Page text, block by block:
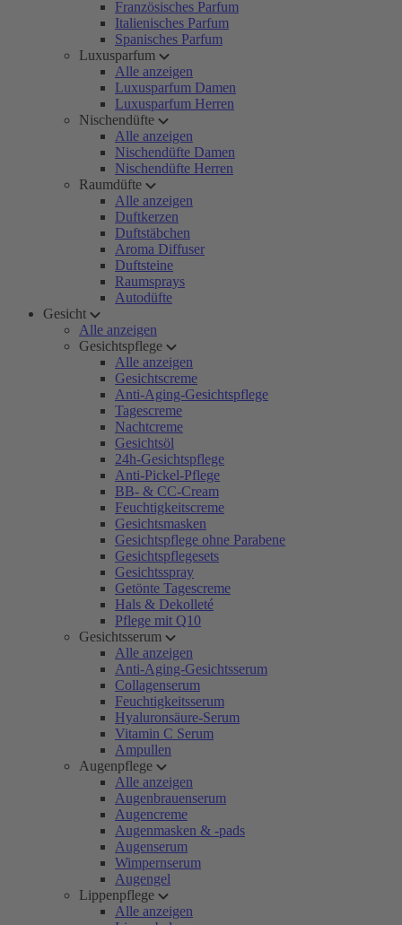
Französisches Parfum
Italienisches Parfum
Spanisches Parfum
Luxusparfum
Alle anzeigen
Luxusparfum Damen
Luxusparfum Herren
Nischendüfte
Alle anzeigen
Nischendüfte Damen
Nischendüfte Herren
Raumdüfte
Alle anzeigen
Duftkerzen
Duftstäbchen
Aroma Diffuser
Duftsteine
Raumsprays
Autodüfte
Gesicht
Alle anzeigen
Gesichtspflege
Alle anzeigen
Gesichtscreme
Anti-Aging-Gesichtspflege
Tagescreme
Nachtcreme
Gesichtsöl
24h-Gesichtspflege
Anti-Pickel-Pflege
BB- & CC-Cream
Feuchtigkeitscreme
Gesichtsmasken
Gesichtspflege ohne Parabene
Gesichtspflegesets
Gesichtsspray
Getönte Tagescreme
Hals & Dekolleté
Pflege mit Q10
Gesichtsserum
Alle anzeigen
Anti-Aging-Gesichtsserum
Collagenserum
Feuchtigkeitsserum
Hyaluronsäure-Serum
Vitamin C Serum
Ampullen
Augenpflege
Alle anzeigen
Augenbrauenserum
Augencreme
Augenmasken & -pads
Augenserum
Wimpernserum
Augengel
Lippenpflege
Alle anzeigen